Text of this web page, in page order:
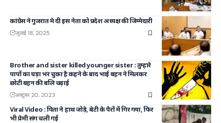
कांग्रेस ने गुजरात मे दी इस नेता को प्रदेश अध्यक्ष की जिम्मेदारी
जुलाई 18, 2025
Brother and sister killed younger sister : तुम्हारे
पापों का घड़ा भर चुका है कहने के बाद भाई बहन ने मिलकर
छोटी बहन की बलि चढ़ाई
अक्टूबर 20, 2023
Viral Video : पिता ने हाथ जोड़े, बेटी के पैरों में गिर गया, फिर
भी प्रेमी संग चली गई